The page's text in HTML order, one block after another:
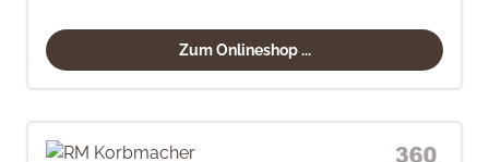
Zum Onlineshop ...